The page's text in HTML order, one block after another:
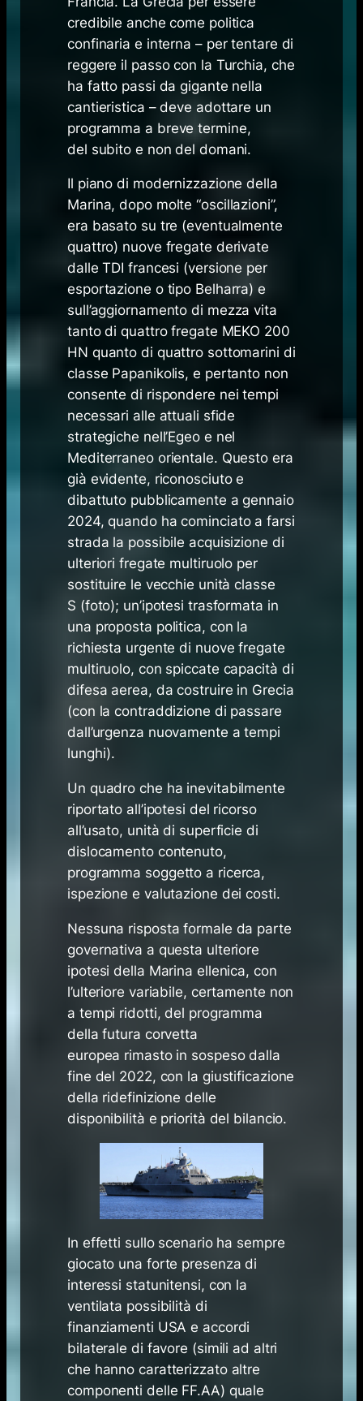
credibile anche come politica
confinaria e interna – per tentare di
reggere il passo con la Turchia, che
ha fatto passi da gigante nella
cantieristica – deve adottare un
programma a breve termine,
del subito e non del domani.
Il piano di modernizzazione della
Marina, dopo molte “oscillazioni”,
era basato su tre (eventualmente
quattro) nuove fregate derivate
dalle TDI francesi (versione per
esportazione o tipo Belharra) e
sull’aggiornamento di mezza vita
tanto di quattro fregate MEKO 200
HN quanto di quattro sottomarini di
classe Papanikolis, e pertanto non
consente di rispondere nei tempi
necessari alle attuali sfide
strategiche nell’Egeo e nel
Mediterraneo orientale. Questo era
già evidente, riconosciuto e
dibattuto pubblicamente a gennaio
2024, quando ha cominciato a farsi
strada la possibile acquisizione di
ulteriori fregate multiruolo per
sostituire le vecchie unità classe
S (foto); un’ipotesi trasformata in
una proposta politica, con la
richiesta urgente di nuove fregate
multiruolo, con spiccate capacità di
difesa aerea, da costruire in Grecia
(con la contraddizione di passare
dall’urgenza nuovamente a tempi
lunghi).
Un quadro che ha inevitabilmente
riportato all’ipotesi del ricorso
all’usato, unità di superficie di
dislocamento contenuto,
programma soggetto a ricerca,
ispezione e valutazione dei costi.
Nessuna risposta formale da parte
governativa a questa ulteriore
ipotesi della Marina ellenica, con
l’ulteriore variabile, certamente non
a tempi ridotti, del programma
dellafutura corvetta
europea rimasto in sospeso dalla
fine del 2022, con la giustificazione
della ridefinizione delle
disponibilità e priorità del bilancio.
In effetti sullo scenario ha sempre
giocato una forte presenza di
interessi statunitensi, con la
ventilata possibilità di
finanziamenti USA e accordi
bilaterale di favore (simili ad altri
che hanno caratterizzato altre
componenti delle FF.AA) quale